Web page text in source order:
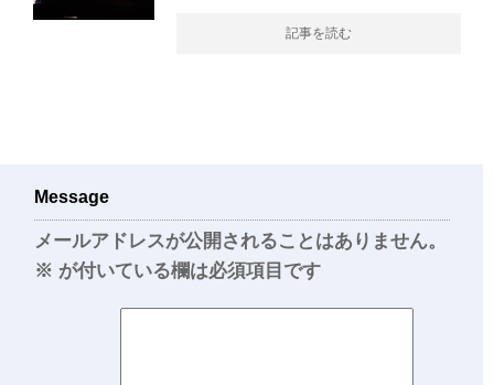
記事を読む
Message
メールアドレスが公開されることはありません。
※ が付いている欄は必須項目です